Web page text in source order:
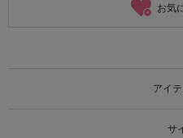
お気
アイ
サ